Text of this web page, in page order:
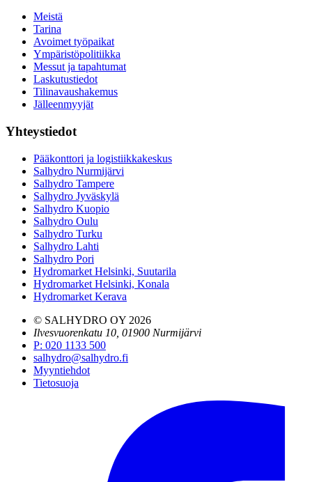
Meistä
Tarina
Avoimet työpaikat
Ympäristöpolitiikka
Messut ja tapahtumat
Laskutustiedot
Tilinavaushakemus
Jälleenmyyjät
Yhteystiedot
Pääkonttori ja logistiikkakeskus
Salhydro Nurmijärvi
Salhydro Tampere
Salhydro Jyväskylä
Salhydro Kuopio
Salhydro Oulu
Salhydro Turku
Salhydro Lahti
Salhydro Pori
Hydromarket Helsinki, Suutarila
Hydromarket Helsinki, Konala
Hydromarket Kerava
© SALHYDRO OY 2026
Ilvesvuorenkatu 10, 01900 Nurmijärvi
P: 020 1133 500
salhydro@salhydro.fi
Myyntiehdot
Tietosuoja